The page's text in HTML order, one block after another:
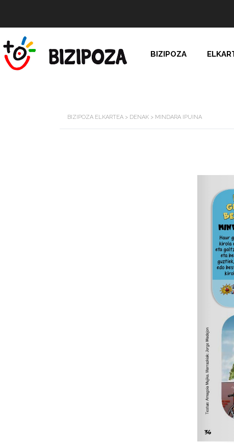
BIZIPOZA
BIZIPOZA ELKARTEA > DENAK > MINDARA IPUINA